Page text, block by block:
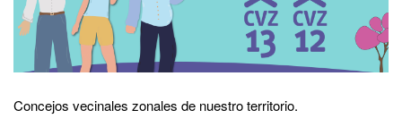
Concejos vecinales zonales de nuestro territorio.